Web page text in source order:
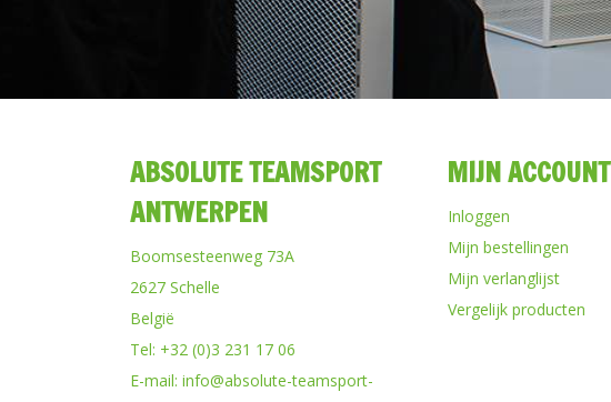
ABSOLUTE TEAMSPORT
ANTWERPEN
Boomsesteenweg 73A
2627 Schelle
België
Tel: +32 (0)3 231 17 06
E-mail: info@absolute-teamsport-
MIJN ACCOUNT
Inloggen
Mijn bestellingen
Mijn verlanglijst
Vergelijk producten